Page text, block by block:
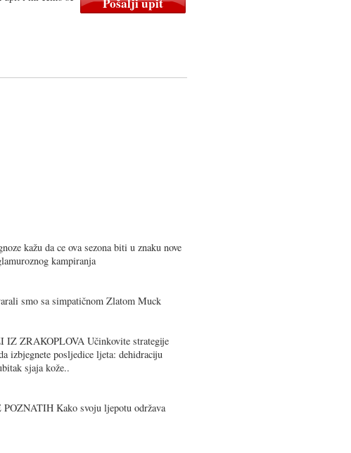
kažu da ce ova sezona biti u znaku nove
kampiranja
smo sa simpatičnom Zlatom Muck
ZRAKOPLOVA Učinkovite strategije
izbjegnete posljedice ljeta: dehidraciju
sjaja kože..
Kako svoju ljepotu održava